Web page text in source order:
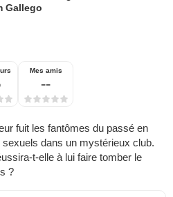
Gallego
Mes amis
--
fuit les fantômes du passé en
dans un mystérieux club.
t-elle à lui faire tomber le
?